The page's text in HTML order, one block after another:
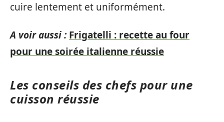
cuire lentement et uniformément.
A voir aussi : Frigatelli : recette au four
pour une soirée italienne réussie
Les conseils des chefs pour une
cuisson réussie